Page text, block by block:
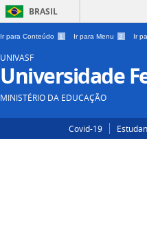
BRASIL
Ir para Conteúdo 1 Ir para Menu 2 Ir
UNIVASF
Universidade
MINISTÉRIO DA EDUCAÇÃO
Covid-19